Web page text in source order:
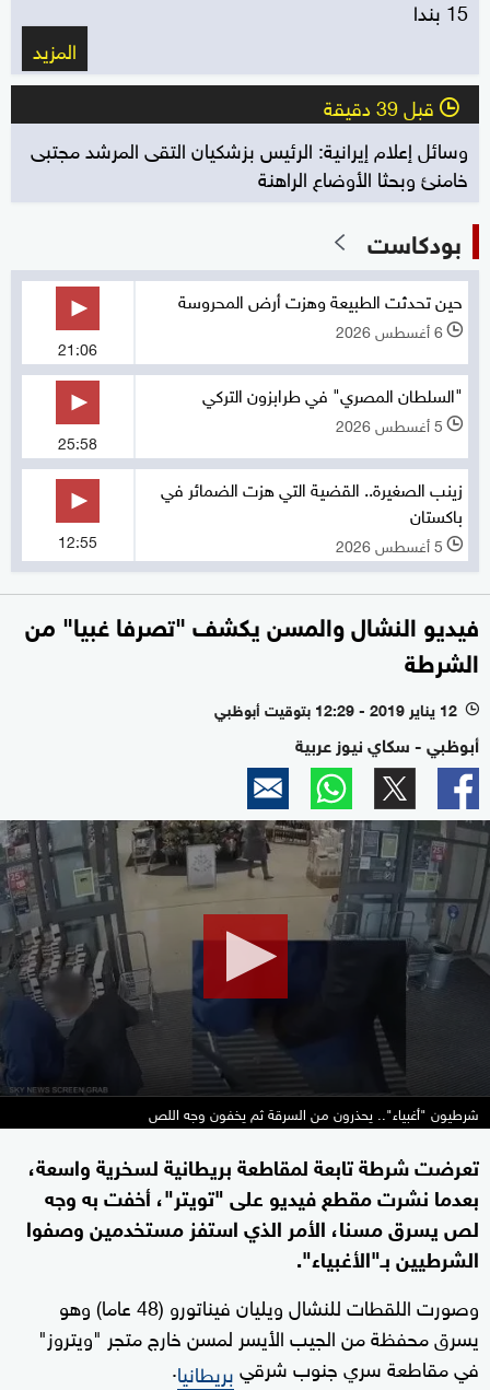
15 بندا
المزيد
l قبل 39 دقيقة
وسائل إعلام إيرانية: الرئيس بزشكيان التقى المرشد مجتبى
خامنئ وبحثا الأوضاع الراهنة
بودكاست
حين تحدثت الطبيعة وهزت أرض المحروسة
l 6 أغسطس 2026
21:06
"السلطان المصري" في طرابزون التركي
l 5 أغسطس 2026
25:58
زينب الصغيرة.. القضية التي هزت الضمائر في
باكستان
l 5 أغسطس 2026 12:55
فيديو النشال والمسن يكشف "تصرفا غبيا" من
الشرطة
l 12 يناير 2019 - 12:29 بتوقيت أبوظبي
أبوظبي - سكاي نيوز عربية
0
seconds
of
0
seconds
شرطيون "أغبياء".. يحذرون من السرقة ثم يخفون وجه اللص
تعرضت شرطة تابعة لمقاطعة بريطانية لسخرية واسعة،
بعدما نشرت مقطع فيديو على "تويتر"، أخفت به وجه
لص يسرق مسنا، الأمر الذي استفز مستخدمين وصفوا
الشرطيين بـ"الأغبياء".
وصورت اللقطات للنشال ويليان فيناتورو (48 عاما) وهو
يسرق محفظة من الجيب الأيسر لمسن خارج متجر "ويتروز"
في مقاطعة سري جنوب شرقيبريطانيا.